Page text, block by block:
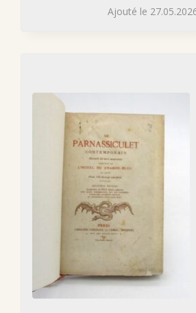
Ajouté le